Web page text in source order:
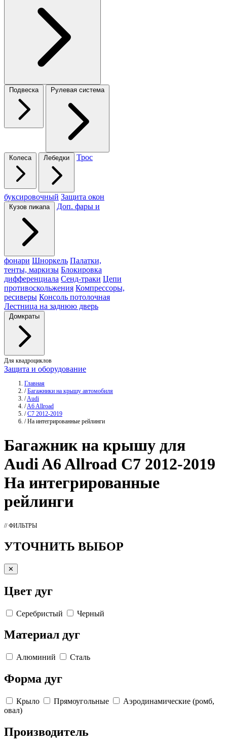
Подвеска Рулевая система
Колеса Лебедки Трос
буксировочный Защита окон
Кузов пикапа Доп. фары и
фонари Шноркель Палатки,
тенты, маркизы Блокировка
дифференциала Сенд-траки Цепи
противоскольжения Компрессоры,
ресиверы Консоль потолочная
Лестница на заднюю дверь
Домкраты
Для квадроциклов
Защита и оборудование
Главная
/ Багажники на крышу автомобиля
/Audi
/A6 Allroad
/ C7 2012-2019
/ На интегрированные рейлинги
Багажникна крышу для
Audi A6 Allroad C7 2012-2019
На интегрированные
рейлинги
// ФИЛЬТРЫ
УТОЧНИТЬ ВЫБОР
✕
Цвет дуг
Серебристый Черный
Материал дуг
Алюминий Сталь
Форма дуг
Крыло Прямоугольные
Аэродинамические (ромб,
овал)
Производитель